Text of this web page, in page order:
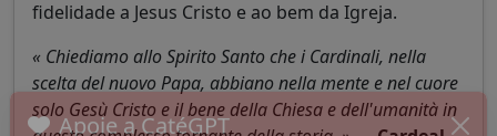
fidelidade a Jesus Cristo e ao bem da Igreja.
« Chiediamo allo Spirito Santo che i Cardinali, nella
scelta del nuovo Papa, abbiano nella mente e nel cuore
solo Gesù Cristo e il bene della Chiesa e dell'umanità in